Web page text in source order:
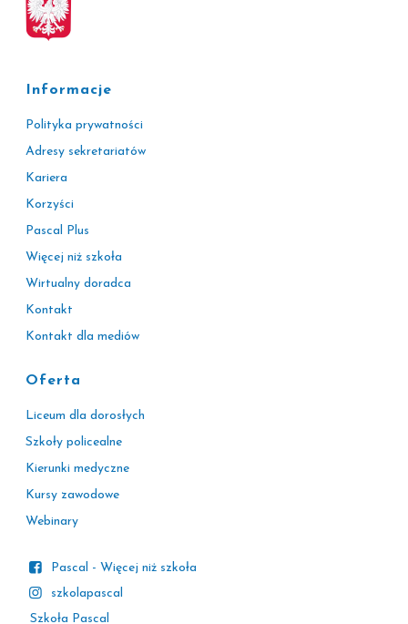
Informacje
Polityka prywatności
Adresy sekretariatów
Kariera
Korzyści
Pascal Plus
Więcej niż szkoła
Wirtualny doradca
Kontakt
Kontakt dla mediów
Oferta
Liceum dla dorosłych
Szkoły policealne
Kierunki medyczne
Kursy zawodowe
Webinary
Pascal - Więcej niż szkoła
szkolapascal
Szkoła Pascal